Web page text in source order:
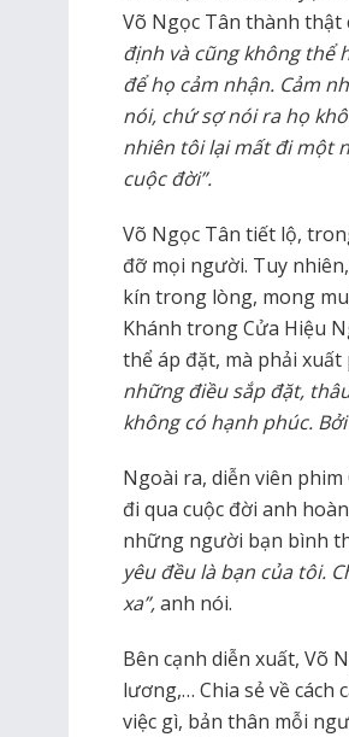
Võ Ngọc Tân thành thật
định và cũng không thể
để họ cảm nhận. Cảm
nói, chứ sợ nói ra họ
nhiên tôi lại mất đi một
cuộc đời”.
Võ Ngọc Tân tiết lộ,
đỡ mọi người. Tuy
kín trong lòng, mong
Khánh trong Cửa Hiệu
thể áp đặt, mà phải
những điều sắp đặt,
không có hạnh phúc.
Ngoài ra, diễn viên
đi qua cuộc đời anh
những người bạn bình
yêu đều là bạn của tôi.
xa”,anh nói.
Bên cạnh diễn xuất, Võ
lương,… Chia sẻ về cách
việc gì, bản thân mỗi